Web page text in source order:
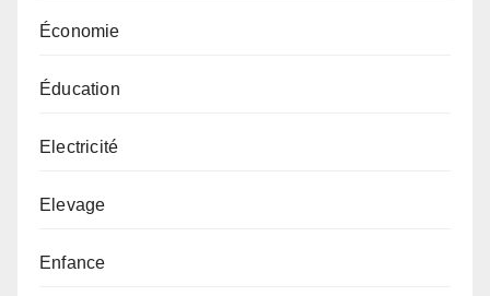
Économie
Éducation
Electricité
Elevage
Enfance